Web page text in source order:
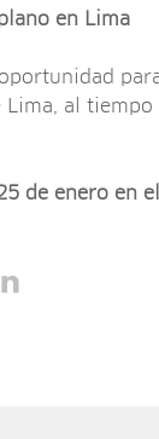
en Lima
al
de enero en